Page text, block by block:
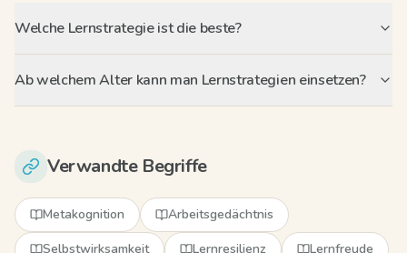
Welche Lernstrategie ist die beste?
Ab welchem Alter kann man Lernstrategien einsetzen?
Verwandte Begriffe
Metakognition
Arbeitsgedächtnis
Selbstwirksamkeit
Lernresilienz
Lernfreude